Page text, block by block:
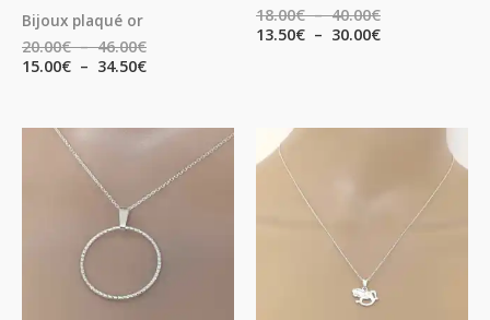
Bijoux plaqué or
20.00€ – 46.00€
15.00€ – 34.50€
18.00€ – 40.00€
13.50€ – 30.00€
prix :
11.00€
24.00€
prix :
8.25€
18.00€
38.00€